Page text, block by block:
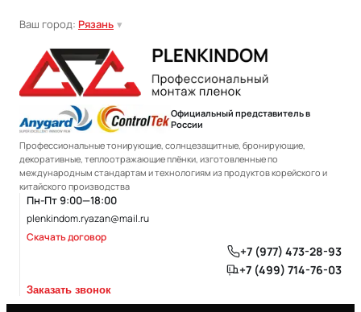
Ваш город: Рязань ▾
Официальный представитель в
России
Профессиональные тонирующие, солнцезащитные, бронирующие,
декоративные, теплоотражающие плёнки, изготовленные по
международным стандартам и технологиям из продуктов корейского и
китайского производства
Пн-Пт 9:00—18:00
plenkindom.ryazan@mail.ru
Скачать договор
+7 (977) 473-28-93
+7 (499) 714-76-03
Заказать звонок